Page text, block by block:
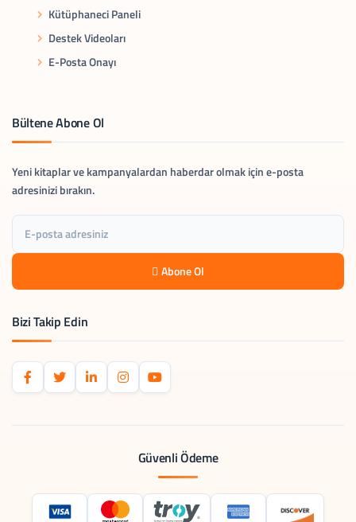
Kütüphaneci Paneli
Destek Videoları
E-Posta Onayı
Bültene Abone Ol
Yeni kitaplar ve kampanyalardan haberdar olmak için e-posta
adresinizi bırakın.
Abone Ol
Bizi Takip Edin
Güvenli Ödeme